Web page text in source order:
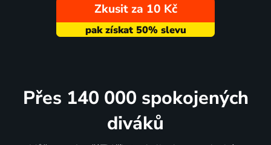
Zkusit za 10 Kč
Přes 140 000 spokojených
diváků